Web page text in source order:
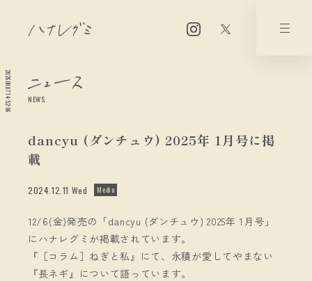
2026.08.07 14:52:06 NEWS
dancyu (ダンチュウ) 2025年 1月号に掲
載
2024.12.11 Wed Media
12/6(金)発売の「dancyu (ダンチュウ) 2025年 1月号」
にハナレグミが掲載されています。
『［コラム］ねぎと私』にて、永積が愛してやまない
『長ネギ』について語っています。